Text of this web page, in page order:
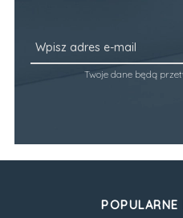
Twoje dane będą